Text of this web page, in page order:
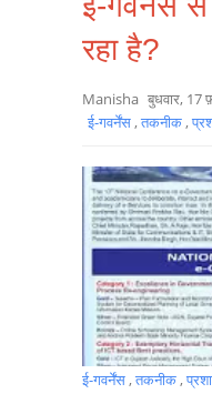
रहा है?
Manisha बुधवार, 17
ई-गवर्नेंस,तकनीक,
ई-गवर्नेंस,तकनीक,